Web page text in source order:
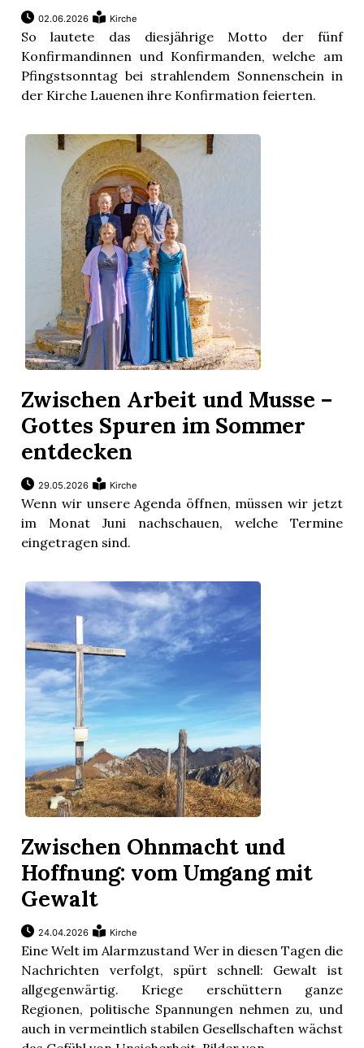
02.06.2026 Kirche
So lautete das diesjährige Motto der fünf
Konfirmandinnen und Konfirmanden, welche am
Pfingstsonntag bei strahlendem Sonnenschein in
der Kirche Lauenen ihre Konfirmation feierten.
Zwischen Arbeit und Musse –
Gottes Spuren im Sommer
entdecken
29.05.2026 Kirche
Wenn wir unsere Agenda öffnen, müssen wir jetzt
im Monat Juni nachschauen, welche Termine
eingetragen sind.
Zwischen Ohnmacht und
Hoffnung: vom Umgang mit
Gewalt
24.04.2026 Kirche
Eine Welt im Alarmzustand Wer in diesen Tagen die
Nachrichten verfolgt, spürt schnell: Gewalt ist
allgegenwärtig. Kriege erschüttern ganze
Regionen, politische Spannungen nehmen zu, und
auch in vermeintlich stabilen Gesellschaften wächst